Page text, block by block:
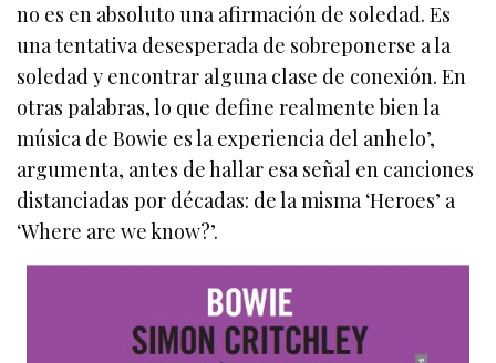
no es en absoluto una afirmación de soledad. Es
una tentativa desesperada de sobreponerse a la
soledad y encontrar alguna clase de conexión. En
otras palabras, lo que define realmente bien la
música de Bowie es la experiencia del anhelo’,
argumenta, antes de hallar esa señal en canciones
distanciadas por décadas: de la misma ‘Heroes’ a
‘Where are we know?’.